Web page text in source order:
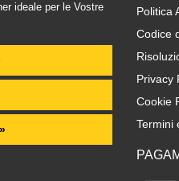
ideale per le Vostre
Politica
Codice
Privacy
Cookie
Termini